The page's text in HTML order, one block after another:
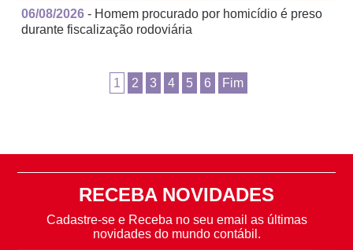
06/08/2026 - Homem procurado por homicídio é preso
durante fiscalização rodoviária
1 2 3 4 5 6 Fim
RECEBA NOVIDADES
Cadastre-se e Receba no seu email as últimas
novidades do mundo contábil.